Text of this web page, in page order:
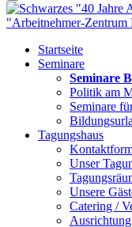
Startseite
Seminare
Seminare
Politik am
Seminare
Tagungshaus
Unser
Unsere
Catering /